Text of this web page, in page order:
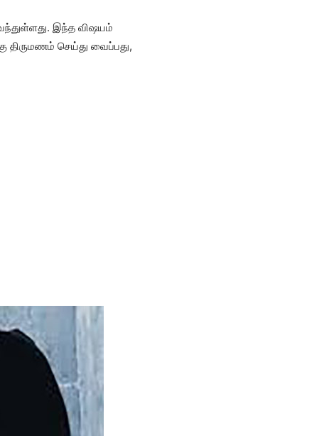
இந்த விஷயம்
திருமணம் செய்து வைப்பது,